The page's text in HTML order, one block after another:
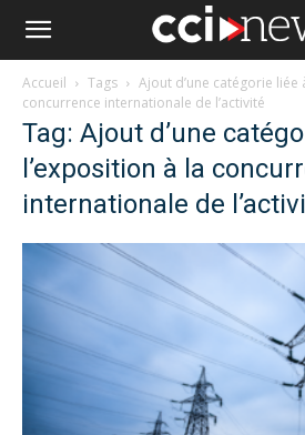
Accueil Tags
Ajout d’une catégorie liée
concurrence internationale de l’activité
Tag: Ajout d’une
l’exposition à la
internationale de